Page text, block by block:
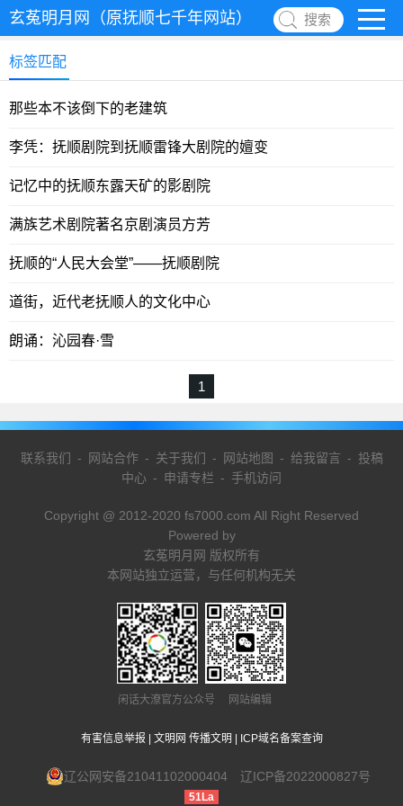
玄菟明月网（原抚顺七千年网站） 搜索
标签匹配
那些本不该倒下的老建筑
李凭：抚顺剧院到抚顺雷锋大剧院的嬗变
记忆中的抚顺东露天矿的影剧院
满族艺术剧院著名京剧演员方芳
抚顺的“人民大会堂”——抚顺剧院
道街，近代老抚顺人的文化中心
朗诵：沁园春·雪
1
联系我们 - 网站合作- 关于我们 - 网站地图 - 给我留言 - 投稿
中心 - 申请专栏 - 手机访问
Copyright @ 2012-2020 fs7000.com All Right Reserved
Powered by
玄菟明月网 版权所有
本网站独立运营，与任何机构无关
闲话大潦官方公众号 网站编辑
有害信息举报 文明网 传播文明 ICP域名备案查询
辽公网安备21041102000404 辽ICP备2022000827号
51La